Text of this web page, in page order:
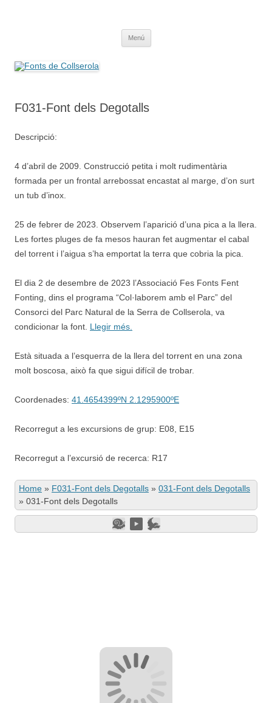
Menú
F031-Font dels Degotalls
Descripció:
4 d’abril de 2009. Construcció petita i molt rudimentària
formada per un frontal arrebossat encastat al marge, d’on surt
un tub d’inox.
25 de febrer de 2023. Observem l’aparició d’una pica a la llera.
Les fortes pluges de fa mesos hauran fet augmentar el cabal
del torrent i l’aigua s’ha emportat la terra que cobria la pica.
El dia 2 de desembre de 2023 l’Associació Fes Fonts Fent
Fonting, dins el programa “Col·laborem amb el Parc” del
Consorci del Parc Natural de la Serra de Collserola, va
condicionar la font. Llegir més.
Està situada a l’esquerra de la llera del torrent en una zona
molt boscosa, això fa que sigui difícil de trobar.
Coordenades: 41.4654399ºN 2.1295900ºE
Recorregut a les excursions de grup: E08, E15
Recorregut a l’excursió de recerca: R17
Home » F031-Font dels Degotalls » 031-Font dels Degotalls
» 031-Font dels Degotalls